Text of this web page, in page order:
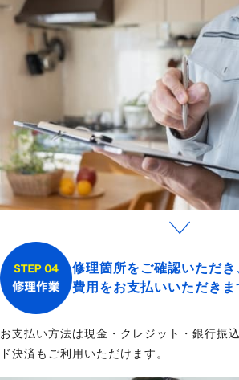
修理箇所をご確認いただき
費用をお支払いいただきま
お支払い方法は現金・クレジット・銀行振
ド決済もご利用いただけます。